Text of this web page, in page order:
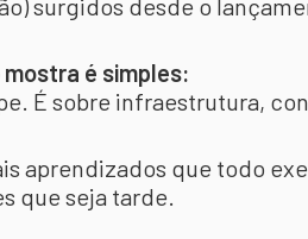
surgidos desde o
é simples:
É sobre infraestrutura,
aprendizados que todo
que seja tarde.